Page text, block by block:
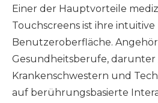
Einer der Hauptvorteile
Touchscreens ist ihre intuitive
Benutzeroberfläche.
Gesundheitsberufe, darunter
Krankenschwestern und
auf berührungsbasierte